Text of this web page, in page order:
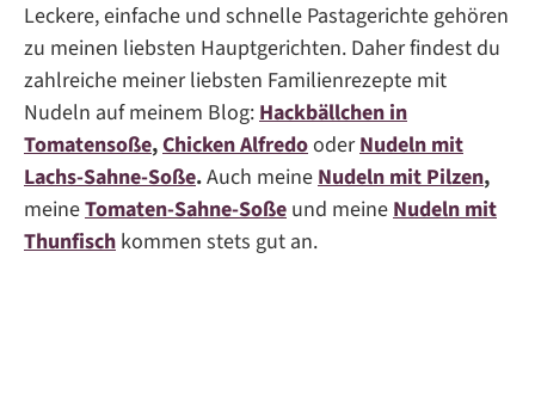
Leckere, einfache und schnelle Pastagerichte gehören
zu meinen liebsten Hauptgerichten. Daher findest du
zahlreiche meiner liebsten Familienrezepte mit
Nudeln auf meinem Blog:Hackbällchen in
Tomatensoße,Chicken AlfredooderNudeln mit
Lachs-Sahne-Soße.Auch meineNudeln mit Pilzen,
meineTomaten-Sahne-Soße und meineNudeln mit
Thunfisch kommen stets gut an.